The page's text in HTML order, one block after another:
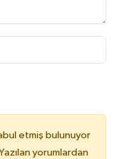
etmiş bulunuyor
yorumlardan